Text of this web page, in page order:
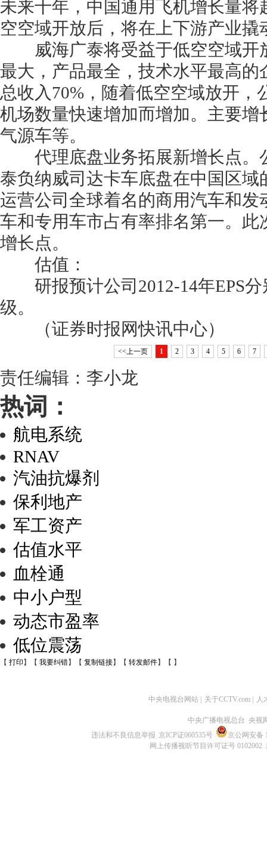
未来十年，中国通用飞机增长量
空空域开放后，将在上下游产业撬
威海广泰将受益于低空空域开
最大，产品最全，技术水平最高
总收入70%，随着低空空域放开
机场数量快速增加而增加。主要
气源车等。
代理底盘业务拓展新增长点。
泰负纳威司达卡车底盘在中国区
运营公司全球着名的商用汽车和
车和专用车市占有率排名第一。
增长点。
估值：
研报预计公司2012-14年EPS分
级。
（证券时报网快讯中心）
<<上一页 1 2 3 4 5 6 7
责任编辑：李小龙
热词：
航电系统
RNAV
汽油抗爆剂
保利地产
军工资产
估值水平
血栓通
中小户型
动态市盈率
低位震荡
【 打印】【 我要纠错】【 复制链接】【 转发邮件】【 】
中央电视台网站 | 关于CCTV.com | 人
中央广播电视总台 央视
违法和不良信息举报 京ICP证060535号
京公网安备
网上传播视听节目许可证号 0102002